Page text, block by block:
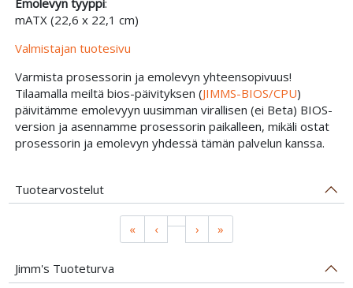
Emolevyn tyyppi:
mATX (22,6 x 22,1 cm)
Valmistajan tuotesivu
Varmista prosessorin ja emolevyn yhteensopivuus!
Tilaamalla meiltä bios-päivityksen (JIMMS-BIOS/CPU)
päivitämme emolevyyn uusimman virallisen (ei Beta) BIOS-
version ja asennamme prosessorin paikalleen, mikäli ostat
prosessorin ja emolevyn yhdessä tämän palvelun kanssa.
Tuotearvostelut
« ‹ › »
Jimm's Tuoteturva